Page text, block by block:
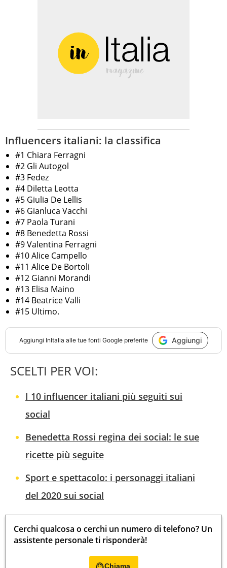
Influencers italiani: la classifica
#1 Chiara Ferragni
#2 Gli Autogol
#3 Fedez
#4 Diletta Leotta
#5 Giulia De Lellis
#6 Gianluca Vacchi
#7 Paola Turani
#8 Benedetta Rossi
#9 Valentina Ferragni
#10 Alice Campello
#11 Alice De Bortoli
#12 Gianni Morandi
#13 Elisa Maino
#14 Beatrice Valli
#15 Ultimo.
Aggiungi InItalia alle tue fonti Google preferite Aggiungi
SCELTI PER VOI:
I 10 influencer italiani più seguiti sui
social
Benedetta Rossi regina dei social: le sue
ricette più seguite
Sport e spettacolo: i personaggi italiani
del 2020 sui social
Cerchi qualcosa o cerchi un numero di telefono? Un
assistente personale ti risponderà!
Chiama